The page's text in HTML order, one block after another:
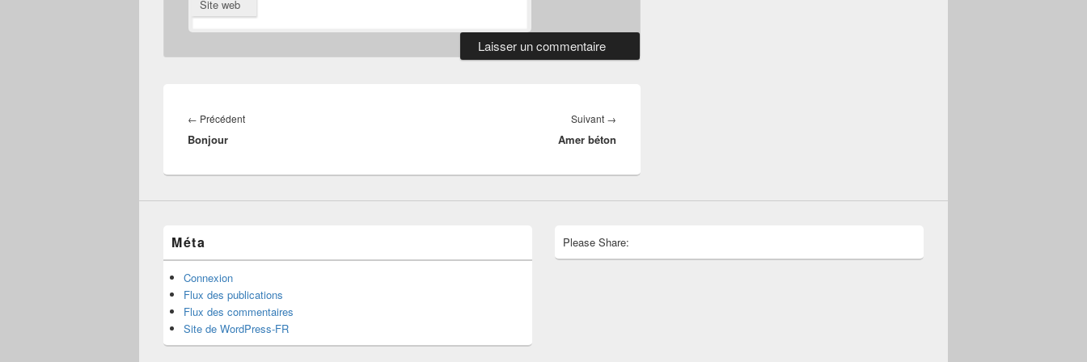
Site web
de
l’article
← PrécédentArticle
Bonjour
Suivant →
Amer béton
Méta
Connexion
Flux des publications
Flux des commentaires
Site de WordPress-FR
Please Share: